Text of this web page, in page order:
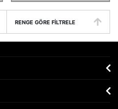
RENGE GÖRE FILTRELE